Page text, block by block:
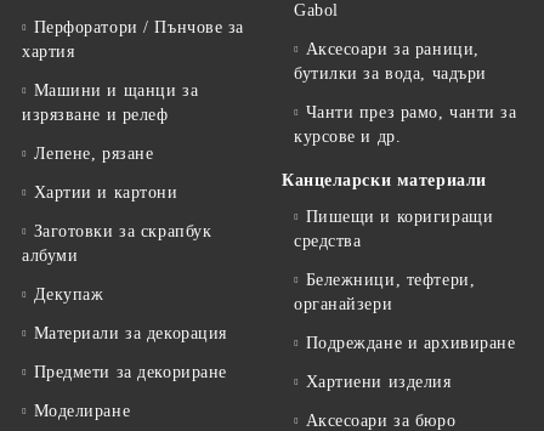
Перфоратори / Пънчове за
хартия
Машини и щанци за
изрязване и релеф
Лепене, рязане
Хартии и картони
Заготовки за скрапбук
албуми
Декупаж
Материали за декорация
Предмети за декориране
Моделиране
Gabol
Аксесоари за раници,
бутилки за вода, чадъри
Чанти през рамо, чанти за
курсове и др.
Канцеларски материали
Пишещи и коригиращи
средства
Бележници, тефтери,
органайзери
Подреждане и архивиране
Хартиени изделия
Аксесоари за бюро